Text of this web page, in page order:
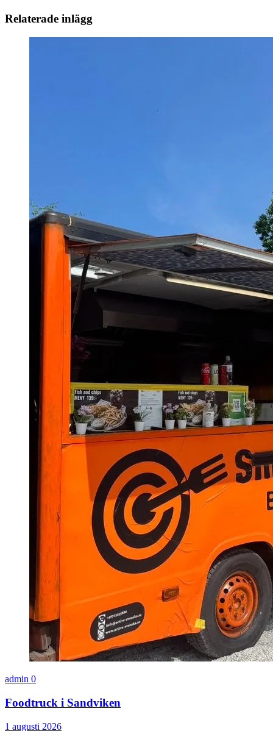
Relaterade inlägg
admin 0
Foodtruck i Sandviken
1 augusti 2026